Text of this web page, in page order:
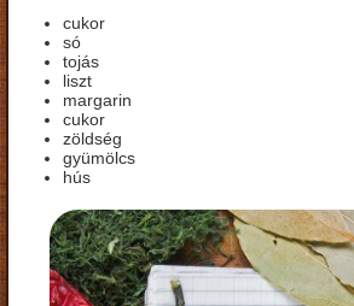
cukor
só
tojás
liszt
margarin
cukor
zöldség
gyümölcs
hús